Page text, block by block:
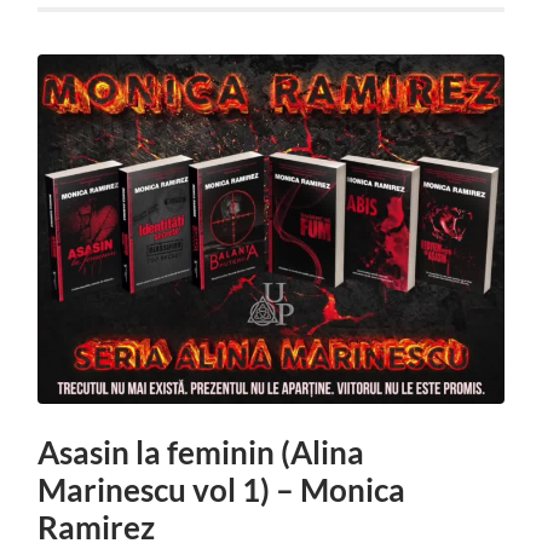
Asasin la feminin (Alina
Marinescu vol 1) – Monica
Ramirez